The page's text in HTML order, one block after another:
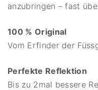
anzubringen – fast
100 % Original
Vom Erfinder der
Perfekte Reflektion
Bis zu 2mal bessere